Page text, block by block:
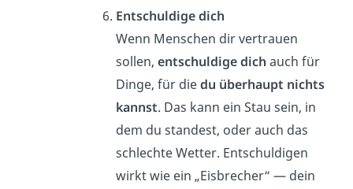
Entschuldige dich
Wenn Menschen dir vertrauen
sollen, entschuldigedich auch für
Dinge, für diedu überhaupt nichts
kannst. Das kann ein Stau sein, in
dem du standest, oder auch das
schlechte Wetter. Entschuldigen
wirkt wie ein „Eisbrecher“ — dein